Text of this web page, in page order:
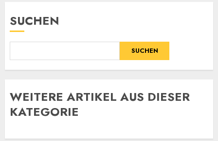
SUCHEN
SUCHEN
WEITERE ARTIKEL AUS DIESER
KATEGORIE